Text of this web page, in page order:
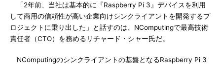
「2年前、当社は基本的に『Raspberry Pi 3』デバイスを利用
して商用の信頼性が高い企業向けシンクライアントを開発するプ
ロジェクトに乗り出した」と話すのは、NComputingで最高技術
責任者（CTO）を務めるリチャード・シャー氏だ。
NComputingのシンクライアントの基盤となるRaspberry Pi 3